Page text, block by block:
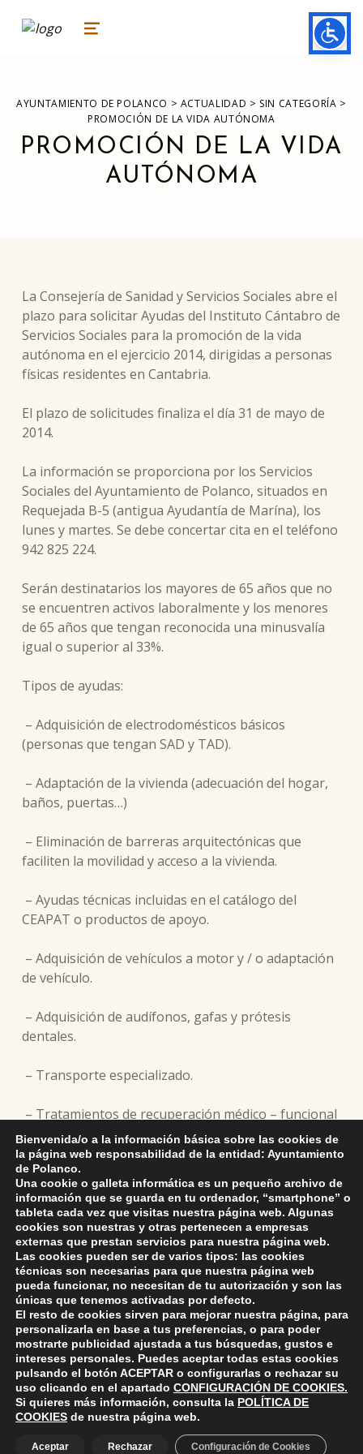
ayuntamiento de polanco
AYUNTAMIENTO DE POLANCO MENU
AYUNTAMIENTO DE POLANCO > ACTUALIDAD > SIN CATEGORÍA >
PROMOCIÓN DE LA VIDA AUTÓNOMA
PROMOCIÓN DE LA VIDA
AUTÓNOMA
La Consejería de Sanidad y Servicios Sociales abre el
plazo para solicitar Ayudas del Instituto Cántabro de
Servicios Sociales para la promoción de la vida
autónoma en el ejercicio 2014, dirigidas a personas
físicas residentes en Cantabria.
El plazo de solicitudes finaliza el día 31 de mayo de
2014.
La información se proporciona por los Servicios
Sociales del Ayuntamiento de Polanco, situados en
Requejada B-5 (antigua Ayudantía de Marína), los
lunes y martes. Se debe concertar cita en el teléfono
942 825 224.
Serán destinatarios los mayores de 65 años que no
se encuentren activos laboralmente y los menores
de 65 años que tengan reconocida una minusvalía
igual o superior al 33%.
Tipos de ayudas:
– Adquisición de electrodomésticos básicos
(personas que tengan SAD y TAD).
– Adaptación de la vivienda (adecuación del hogar,
baños, puertas…)
– Eliminación de barreras arquitectónicas que
faciliten la movilidad y acceso a la vivienda.
– Ayudas técnicas incluidas en el catálogo del
CEAPAT o productos de apoyo.
– Adquisición de vehículos a motor y / o adaptación
de vehículo.
– Adquisición de audífonos, gafas y prótesis
dentales.
– Transporte especializado.
– Tratamientos de recuperación médico – funcional
para personas con discapacidad.
Skip back to main navigation
DEJA UNA RESPUESTA
Lo siento, debes estarconectadopara publicar un
comentario.
ayuntamiento de polanco
AYUNTAMIENTO DE POLANCO
Bienvenida/o a la información básica sobre las cookies de
la página web responsabilidad de la entidad: Ayuntamiento
de Polanco.
Una cookie o galleta informática es un pequeño archivo de
información que se guarda en tu ordenador, “smartphone” o
tableta cada vez que visitas nuestra página web. Algunas
cookies son nuestras y otras pertenecen a empresas
externas que prestan servicios para nuestra página web.
Las cookies pueden ser de varios tipos: las cookies
técnicas son necesarias para que nuestra página web
pueda funcionar, no necesitan de tu autorización y son las
únicas que tenemos activadas por defecto.
El resto de cookies sirven para mejorar nuestra página, para
personalizarla en base a tus preferencias, o para poder
mostrarte publicidad ajustada a tus búsquedas, gustos e
intereses personales. Puedes aceptar todas estas cookies
pulsando el botón ACEPTAR o configurarlas o rechazar su
uso clicando en el apartado CONFIGURACIÓN DE COOKIES.
Si quieres más información, consulta la POLÍTICA DE
COOKIES de nuestra página web.
Aceptar Rechazar Configuración de Cookies